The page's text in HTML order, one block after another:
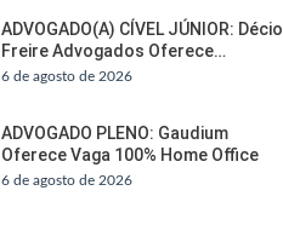
ADVOGADO(A) CÍVEL JÚNIOR: Décio
Freire Advogados Oferece…
6 de agosto de 2026
ADVOGADO PLENO: Gaudium
Oferece Vaga 100% Home Office
6 de agosto de 2026